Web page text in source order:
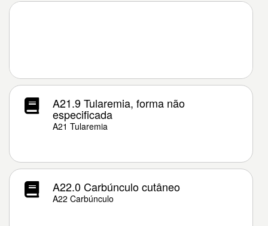
A21.9 Tularemia, forma não
especificada
A21 Tularemia
A22.0 Carbúnculo cutâneo
A22 Carbúnculo